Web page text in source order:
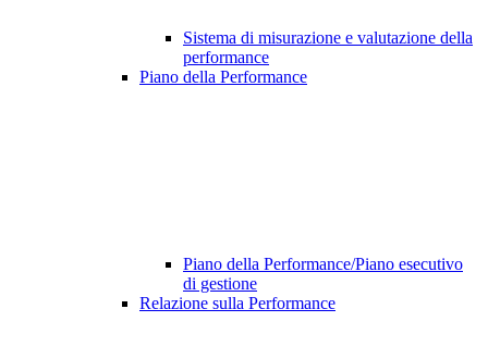
Sistema di misurazione e valutazione della
performance
Piano della Performance
Piano della Performance/Piano esecutivo
di gestione
Relazione sulla Performance